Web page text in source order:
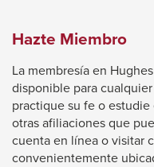
Hazte Miembro
La membresía en
disponible para
practique su fe o estudie
otras afiliaciones que
cuenta en línea o visitar
convenientemente